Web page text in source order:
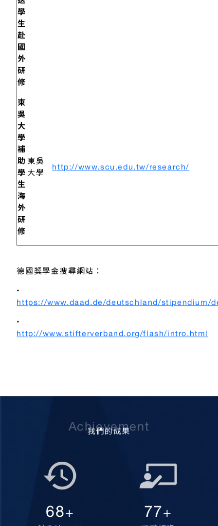
送
學
生
赴
國
外
研
修
東
吳
大
學
補
助
學
生
海
外
研
修
東吳
大學
http://www.scu.edu.tw/research/
德國獎學金搜尋網站：
https://www.daad.de/deutschland/stipendium/
http://www.stifterverband.org/flash/intro.html
Achievement
我們的成果
70+ 80 +